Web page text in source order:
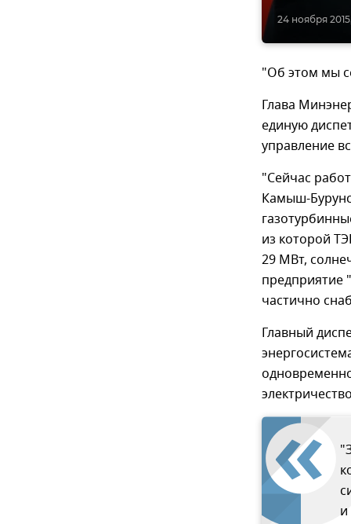
24 ноября
"Об этом мы
Глава
единую
управление
"Сейчас
Камыш-
из которой
29 МВт,
предприятие
частично
Главный